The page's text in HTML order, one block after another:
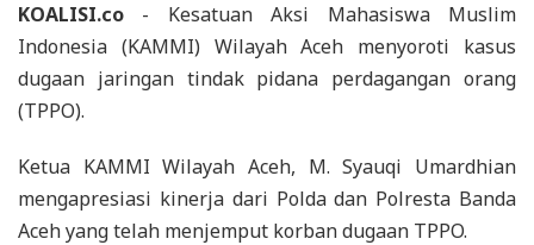
KOALISI.co - Kesatuan Aksi Mahasiswa Muslim
Indonesia (KAMMI) Wilayah Aceh menyoroti kasus
dugaan jaringan tindak pidana perdagangan orang
(TPPO).
Ketua KAMMI Wilayah Aceh, M. Syauqi Umardhian
mengapresiasi kinerja dari Polda dan Polresta Banda
Aceh yang telah menjemput korban dugaan TPPO.